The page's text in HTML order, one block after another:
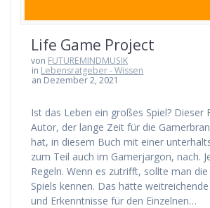
Life Game Project
von FUTUREMINDMUSIK
in Lebensratgeber - Wissen
an Dezember 2, 2021
Ist das Leben ein großes Spiel? Dieser
Autor, der lange Zeit für die
hat, in diesem Buch mit einer
zum Teil auch im Gamerjargon, nach.
Regeln. Wenn es zutrifft, sollte man die
Spiels kennen. Das hätte
und Erkenntnisse für den Einzelnen…